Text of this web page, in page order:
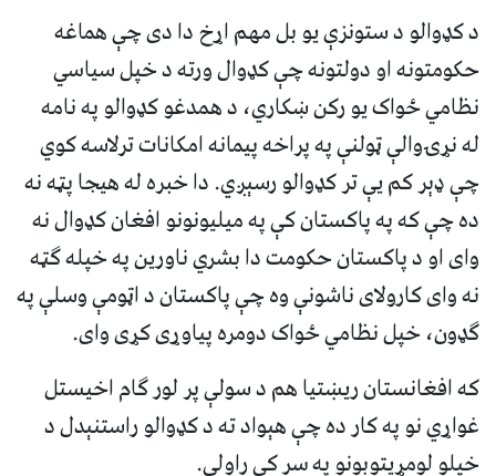
د کډوالو د ستونزې یو بل مهم اړخ دا دی چې هماغه
حکومتونه او دولتونه چې کډوال ورته د خپل سیاسي
نظامي ځواک یو رکن ښکاري، د همدغو کډوالو په نامه
له نړۍوالې ټولنې په پراخه پیمانه امکانات ترلاسه کوي
چې ډېر کم یې تر کډوالو رسېږي. دا خبره له هیجا پټه نه
ده چې که په پاکستان کې په میلیونونو افغان کډوال نه
وای او د پاکستان حکومت دا بشري ناورین په خپله ګټه
نه وای کارولای ناشونې وه چې پاکستان د اټومې وسلې په
ګډون، خپل نظامي ځواک دومره پیاوړی کړی وای.
که افغانستان ریښتیا هم د سولې پر لور ګام اخیستل
غواړي نو په کار ده چې هېواد ته د کډوالو راستنېدل د
خپلو لومړیتوبونو په سر کې راولي.